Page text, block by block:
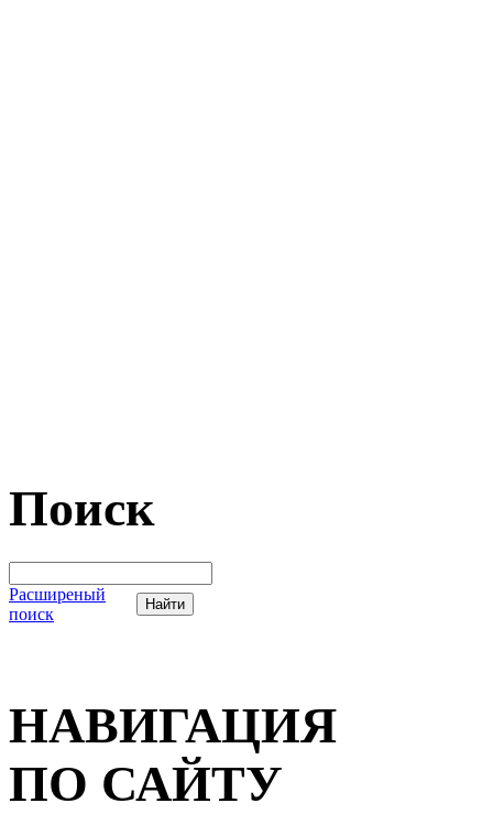
Поиск
Расширеный
поиск
НАВИГАЦИЯ
ПО САЙТУ